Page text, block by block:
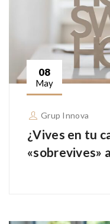
08
May
Grup Innova
¿Vives en tu
«sobrevives»